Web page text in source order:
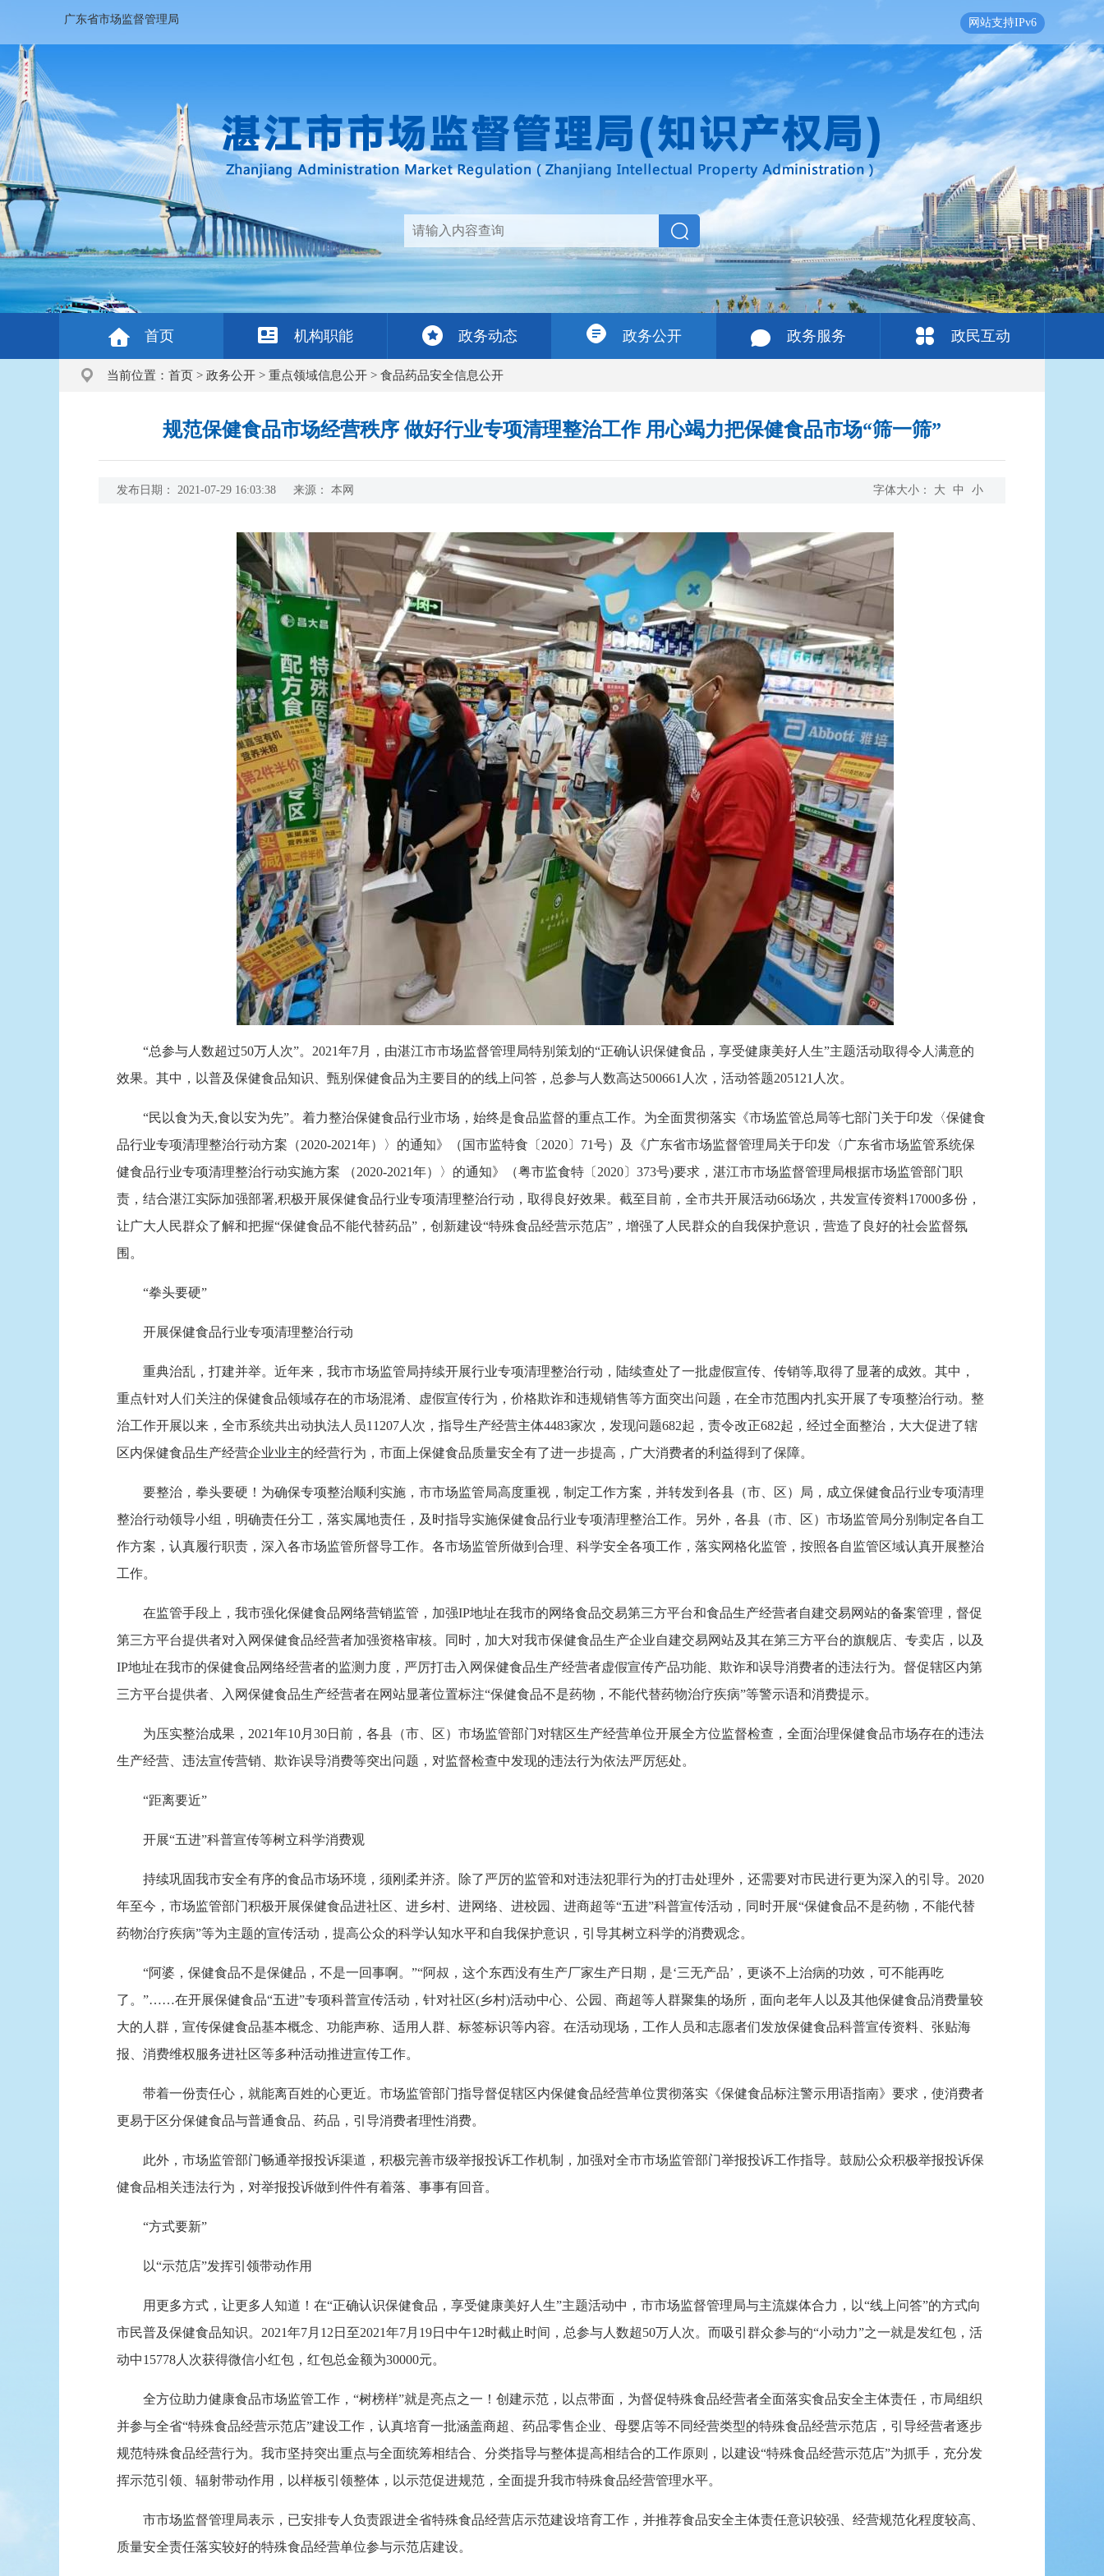
广东省市场监督管理局 网站支持IPv6
首页 机构职能 政务动态 政务公开 政务服务 政民互动
当前位置： 首页 > 政务公开 > 重点领域信息公开 > 食品药品安全信息公开
规范保健食品市场经营秩序 做好行业专项清理整治工作 用心竭力把保健食品市场“筛一筛”
发布日期： 2021-07-29 16:03:38 来源： 本网 字体大小： 大 中 小
“总参与人数超过50万人次”。2021年7月，由湛江市市场监督管理局特别策划的“正确认识保健食品，享受健康美好人生”主题活动取得令人满意的
效果。其中，以普及保健食品知识、甄别保健食品为主要目的的线上问答，总参与人数高达500661人次，活动答题205121人次。
“民以食为天,食以安为先”。着力整治保健食品行业市场，始终是食品监督的重点工作。为全面贯彻落实《市场监管总局等七部门关于印发〈保健食
品行业专项清理整治行动方案（2020-2021年）〉的通知》（国市监特食〔2020〕71号）及《广东省市场监督管理局关于印发〈广东省市场监管系统保
健食品行业专项清理整治行动实施方案 （2020-2021年）〉的通知》（粤市监食特〔2020〕373号)要求，湛江市市场监督管理局根据市场监管部门职
责，结合湛江实际加强部署,积极开展保健食品行业专项清理整治行动，取得良好效果。截至目前，全市共开展活动66场次，共发宣传资料17000多份，
让广大人民群众了解和把握“保健食品不能代替药品”，创新建设“特殊食品经营示范店”，增强了人民群众的自我保护意识，营造了良好的社会监督氛
围。
“拳头要硬”
开展保健食品行业专项清理整治行动
重典治乱，打建并举。近年来，我市市场监管局持续开展行业专项清理整治行动，陆续查处了一批虚假宣传、传销等,取得了显著的成效。其中，
重点针对人们关注的保健食品领域存在的市场混淆、虚假宣传行为，价格欺诈和违规销售等方面突出问题，在全市范围内扎实开展了专项整治行动。整
治工作开展以来，全市系统共出动执法人员11207人次，指导生产经营主体4483家次，发现问题682起，责令改正682起，经过全面整治，大大促进了辖
区内保健食品生产经营企业业主的经营行为，市面上保健食品质量安全有了进一步提高，广大消费者的利益得到了保障。
要整治，拳头要硬！为确保专项整治顺利实施，市市场监管局高度重视，制定工作方案，并转发到各县（市、区）局，成立保健食品行业专项清理
整治行动领导小组，明确责任分工，落实属地责任，及时指导实施保健食品行业专项清理整治工作。另外，各县（市、区）市场监管局分别制定各自工
作方案，认真履行职责，深入各市场监管所督导工作。各市场监管所做到合理、科学安全各项工作，落实网格化监管，按照各自监管区域认真开展整治
工作。
在监管手段上，我市强化保健食品网络营销监管，加强IP地址在我市的网络食品交易第三方平台和食品生产经营者自建交易网站的备案管理，督促
第三方平台提供者对入网保健食品经营者加强资格审核。同时，加大对我市保健食品生产企业自建交易网站及其在第三方平台的旗舰店、专卖店，以及
IP地址在我市的保健食品网络经营者的监测力度，严厉打击入网保健食品生产经营者虚假宣传产品功能、欺诈和误导消费者的违法行为。督促辖区内第
三方平台提供者、入网保健食品生产经营者在网站显著位置标注“保健食品不是药物，不能代替药物治疗疾病”等警示语和消费提示。
为压实整治成果，2021年10月30日前，各县（市、区）市场监管部门对辖区生产经营单位开展全方位监督检查，全面治理保健食品市场存在的违法
生产经营、违法宣传营销、欺诈误导消费等突出问题，对监督检查中发现的违法行为依法严厉惩处。
“距离要近”
开展“五进”科普宣传等树立科学消费观
持续巩固我市安全有序的食品市场环境，须刚柔并济。除了严厉的监管和对违法犯罪行为的打击处理外，还需要对市民进行更为深入的引导。2020
年至今，市场监管部门积极开展保健食品进社区、进乡村、进网络、进校园、进商超等“五进”科普宣传活动，同时开展“保健食品不是药物，不能代替
药物治疗疾病”等为主题的宣传活动，提高公众的科学认知水平和自我保护意识，引导其树立科学的消费观念。
“阿婆，保健食品不是保健品，不是一回事啊。”“阿叔，这个东西没有生产厂家生产日期，是‘三无产品’，更谈不上治病的功效，可不能再吃
了。”……在开展保健食品“五进”专项科普宣传活动，针对社区(乡村)活动中心、公园、商超等人群聚集的场所，面向老年人以及其他保健食品消费量较
大的人群，宣传保健食品基本概念、功能声称、适用人群、标签标识等内容。在活动现场，工作人员和志愿者们发放保健食品科普宣传资料、张贴海
报、消费维权服务进社区等多种活动推进宣传工作。
带着一份责任心，就能离百姓的心更近。市场监管部门指导督促辖区内保健食品经营单位贯彻落实《保健食品标注警示用语指南》要求，使消费者
更易于区分保健食品与普通食品、药品，引导消费者理性消费。
此外，市场监管部门畅通举报投诉渠道，积极完善市级举报投诉工作机制，加强对全市市场监管部门举报投诉工作指导。鼓励公众积极举报投诉保
健食品相关违法行为，对举报投诉做到件件有着落、事事有回音。
“方式要新”
以“示范店”发挥引领带动作用
用更多方式，让更多人知道！在“正确认识保健食品，享受健康美好人生”主题活动中，市市场监督管理局与主流媒体合力，以“线上问答”的方式向
市民普及保健食品知识。2021年7月12日至2021年7月19日中午12时截止时间，总参与人数超50万人次。而吸引群众参与的“小动力”之一就是发红包，活
动中15778人次获得微信小红包，红包总金额为30000元。
全方位助力健康食品市场监管工作，“树榜样”就是亮点之一！创建示范，以点带面，为督促特殊食品经营者全面落实食品安全主体责任，市局组织
并参与全省“特殊食品经营示范店”建设工作，认真培育一批涵盖商超、药品零售企业、母婴店等不同经营类型的特殊食品经营示范店，引导经营者逐步
规范特殊食品经营行为。我市坚持突出重点与全面统筹相结合、分类指导与整体提高相结合的工作原则，以建设“特殊食品经营示范店”为抓手，充分发
挥示范引领、辐射带动作用，以样板引领整体，以示范促进规范，全面提升我市特殊食品经营管理水平。
市市场监督管理局表示，已安排专人负责跟进全省特殊食品经营店示范建设培育工作，并推荐食品安全主体责任意识较强、经营规范化程度较高、
质量安全责任落实较好的特殊食品经营单位参与示范店建设。